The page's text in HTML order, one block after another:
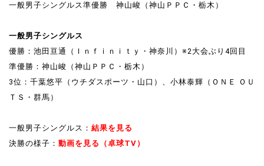
一般男子シングルス準優勝 神山峻（神山ＰＰＣ・栃木）
一般男子シングルス
優勝：池田亘通（Ｉｎｆｉｎｉｔｙ・神奈川）※2大会ぶり4回目
準優勝：神山峻（神山ＰＰＣ・栃木）
3位：千葉悠平（ウチダスポーツ・山口）、小林泰輝（ＯＮＥ ＯＵ
ＴＳ・群馬）
一般男子シングルス： 結果を見る
決勝の様子： 動画を見る（卓球TV）